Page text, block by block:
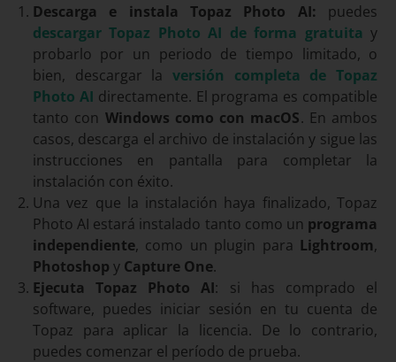
Descarga e instala Topaz Photo AI: puedes
descargar Topaz Photo AI de forma gratuita y
probarlo por un periodo de tiempo limitado, o
bien, descargar la versión completa de Topaz
Photo AI directamente. El programa es compatible
tanto con Windows como con macOS. En ambos
casos, descarga el archivo de instalación y sigue las
instrucciones en pantalla para completar la
instalación con éxito.
Una vez que la instalación haya finalizado, Topaz
Photo AI estará instalado tanto como un programa
independiente, como un plugin para Lightroom,
Photoshop y Capture One.
Ejecuta Topaz Photo AI: si has comprado el
software, puedes iniciar sesión en tu cuenta de
Topaz para aplicar la licencia. De lo contrario,
puedes comenzar el período de prueba.